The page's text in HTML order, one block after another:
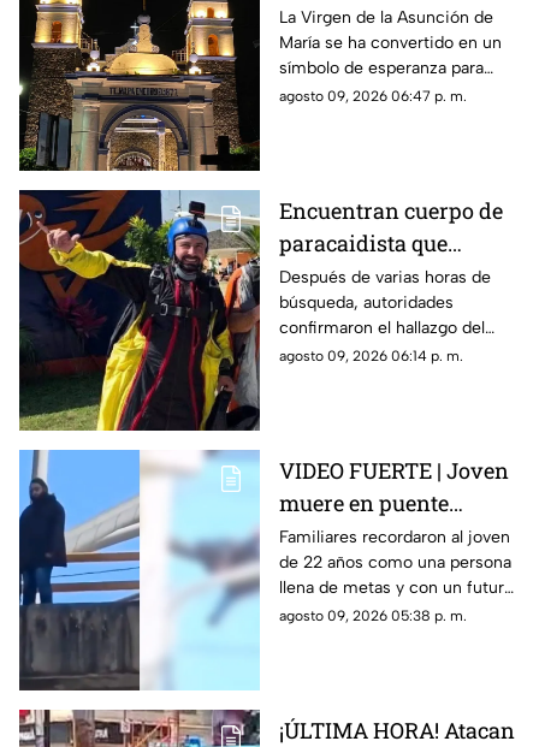
Asunción de María en
Morelos
La Virgen de la Asunción de
María se ha convertido en un
símbolo de esperanza para
miles de creyentes.
agosto 09, 2026 06:47 p. m.
Encuentran cuerpo de
paracaidista que
desapareció durante
actividad en Puente de
Ixtla
Después de varias horas de
búsqueda, autoridades
confirmaron el hallazgo del
deportista en la zona sur de
agosto 09, 2026 06:14 p. m.
VIDEO FUERTE | Joven
muere en puente
vehicular; pidió a su
mamá que cuidara de
su gatito
Familiares recordaron al joven
de 22 años como una persona
llena de metas y con un futuro
prometedor.
agosto 09, 2026 05:38 p. m.
¡ÚLTIMA HORA! Atacan